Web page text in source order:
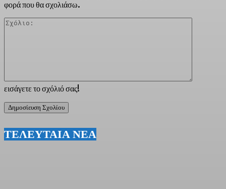
εισάγετε το σχόλιό σας!
φορά που θα σχολιάσω.
ΤΕΛΕΥΤΑΙΑ ΝΕΑ